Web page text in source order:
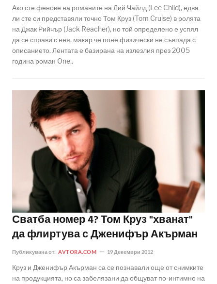
Ако сте фенове на романите на Лий Чайлд (Lee Child), едва
ли сте си представяли точно Том Круз (Tom Cruise) в ролята
на Джак Рийчър (Jack Reacher), но той определено е успял
да се справи с нея, макар че поне физически не съвпада с
описанието. Лентата е базирана на излезлия през 2005
година роман One..
Сватба номер 4? Том Круз "хванат"
да флиртува с Дженифър Акърман
Публикувана от: AVTORA.COM 19 Декември 2012
Круз и Дженифър Акърман са се познавали още от снимките
на продукцията, но са забелязани да общуват по-интимно на